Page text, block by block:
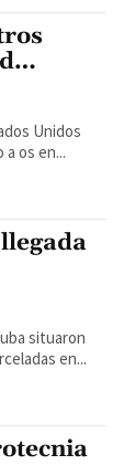
Unidos
os en...
situaron
en...